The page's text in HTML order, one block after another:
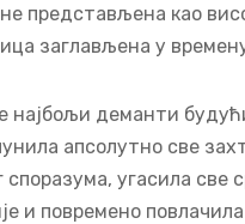
представљена као
заглављена у
најбољи деманти
апсолутно све
споразума, угасила све
и повремено повлачила